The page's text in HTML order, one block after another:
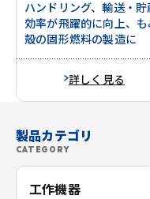
製品カテゴリ
CATEGORY
工作機器
ハンドリング、輸送・貯
効率が飛躍的に向上、
殻の固形燃料の製造に
詳しく見る